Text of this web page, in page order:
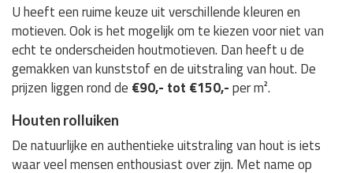
U heeft een ruime keuze uit verschillende kleuren en
motieven. Ook is het mogelijk om te kiezen voor niet van
echt te onderscheiden houtmotieven. Dan heeft u de
gemakken van kunststof en de uitstraling van hout. De
prijzen liggen rond de €90,- tot €150,-per m².
Houten rolluiken
De natuurlijke en authentieke uitstraling van hout is iets
waar veel mensen enthousiast over zijn. Met name op